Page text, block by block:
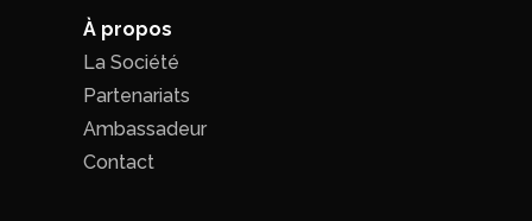
À propos
La Société
Partenariats
Ambassadeur
Contact